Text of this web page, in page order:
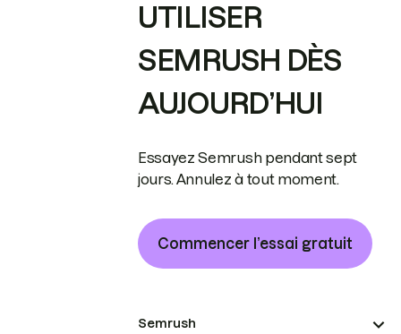
UTILISER
SEMRUSH DÈS
AUJOURD’HUI
Essayez Semrush pendant sept
jours. Annulez à tout moment.
Commencer l’essai gratuit
Semrush